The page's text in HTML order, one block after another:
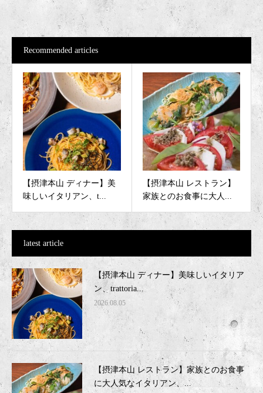
Recommended articles
【摂津本山 ディナー】美
味しいイタリアン、t...
【摂津本山 レストラン】
家族とのお食事に大人...
latest article
【摂津本山 ディナー】美味しいイタリア
ン、trattoria...
2026.08.05
【摂津本山 レストラン】家族とのお食事
に大人気なイタリアン、...